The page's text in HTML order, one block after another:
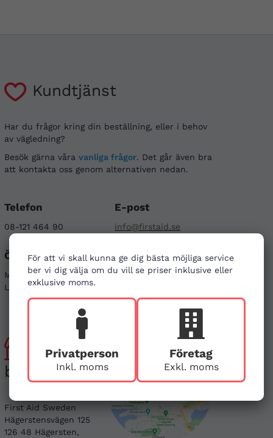
För att vi skall kunna ge dig bästa möjliga service
ber vi dig välja om du vill se priser inklusive eller
exklusive moms.
Privatperson
Inkl. moms
Företag
Exkl. moms
Kundtjänst
Har du frågor kring din beställning, eller i behov
av vägledning?
Besök gärna våra vanliga frågor. Det går även bra
att kontakta oss genom alternativen nedan.
Telefon
08-121 464 90
E-post
info@firstaid.se
Öppettider
Mån - Fre 08-17
Lör & Sön - stängt
Sociala medier
Linkedin
Besök
butiken
First Aid Sweden
Hägerstensvägen 125
126 48 Hägersten,